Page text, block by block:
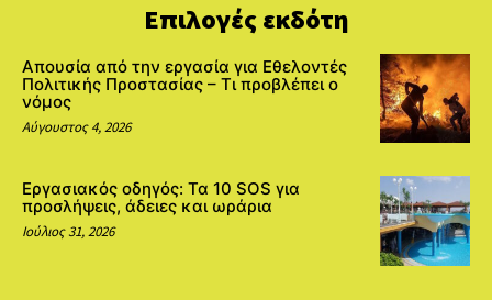
Επιλογές εκδότη
Απουσία από την εργασία για Εθελοντές
Πολιτικής Προστασίας – Τι προβλέπει ο
νόμος
Αύγουστος 4, 2026
Εργασιακός οδηγός: Τα 10 SOS για
προσλήψεις, άδειες και ωράρια
Ιούλιος 31, 2026